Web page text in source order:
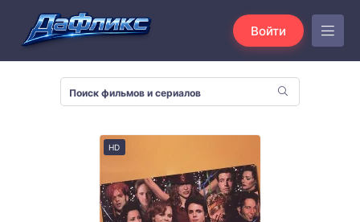
Войти
HD